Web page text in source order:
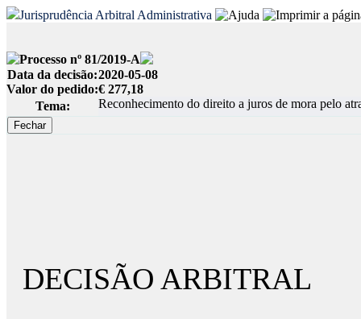
Jurisprudência Arbitral Administrativa
Processo nº 81/2019-A
Data da decisão:2020-05-08
Valor do pedido:€ 277,18
Tema:
Reconhecimento do direito a juros de mora pelo
DECISÃO ARBITRAL